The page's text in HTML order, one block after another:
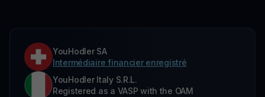
YouHodler SA
Intermédiaire financier enregistré
YouHodler Italy S.R.L.
Registered as a VASP with the OAM